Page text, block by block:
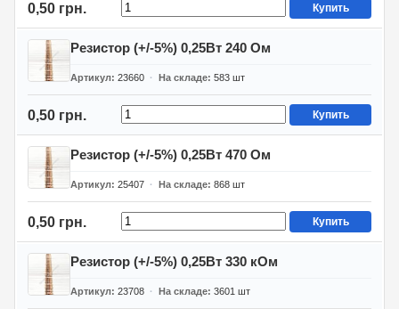
0,50 грн. Купить
Резистор (+/-5%) 0,25Вт 240 Ом
Артикул 23660 На складе 583 шт
0,50 грн. Купить
Резистор (+/-5%) 0,25Вт 470 Ом
Артикул 25407 На складе 868 шт
0,50 грн. Купить
Резистор (+/-5%) 0,25Вт 330 кОм
Артикул 23708 На складе 3601 шт